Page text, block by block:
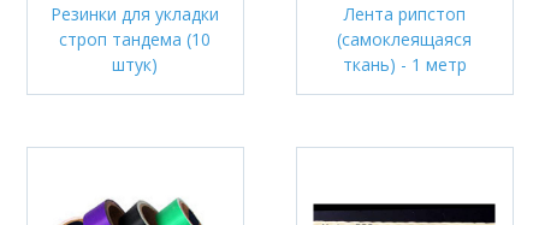
Резинки для укладки
строп тандема (10
штук)
Лента рипстоп
(самоклеящаяся
ткань) - 1 метр